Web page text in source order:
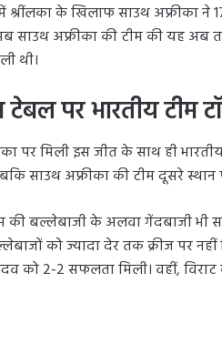
श्रींलका के खिलाफ साउथ अफ्रीका ने
साउथ अफ्रीका की टीम की यह अब
थी।
टेबल पर भारतीय टीम
पर मिली इस जीत के साथ ही
साउथ अफ्रीका की टीम दूसरे स्थान
की बल्लेबाजी के अलवा गेंदबाजी भी
को ज्यादा देर तक क्रीज पर
को 2-2 सफलता मिली। वहीं, विराट